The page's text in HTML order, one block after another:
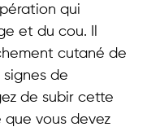
qui
et du cou. Il
cutané de
signes de
de subir cette
que vous devez